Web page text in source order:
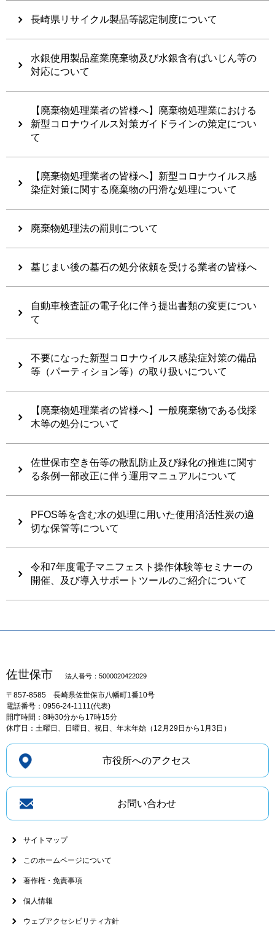
長崎県リサイクル製品等認定制度について
水銀使用製品産業廃棄物及び水銀含有ばいじん等の
対応について
【廃棄物処理業者の皆様へ】廃棄物処理業における
新型コロナウイルス対策ガイドラインの策定につい
て
【廃棄物処理業者の皆様へ】新型コロナウイルス感
染症対策に関する廃棄物の円滑な処理について
廃棄物処理法の罰則について
墓じまい後の墓石の処分依頼を受ける業者の皆様へ
自動車検査証の電子化に伴う提出書類の変更につい
て
不要になった新型コロナウイルス感染症対策の備品
等（パーティション等）の取り扱いについて
【廃棄物処理業者の皆様へ】一般廃棄物である伐採
木等の処分について
佐世保市空き缶等の散乱防止及び緑化の推進に関す
る条例一部改正に伴う運用マニュアルについて
PFOS等を含む水の処理に用いた使用済活性炭の適
切な保管等について
令和7年度電子マニフェスト操作体験等セミナーの
開催、及び導入サポートツールのご紹介について
佐世保市 法人番号：5000020422029
〒857-8585 長崎県佐世保市八幡町1番10号
電話番号：0956-24-1111(代表)
開庁時間：8時30分から17時15分
休庁日：土曜日、日曜日、祝日、年末年始（12月29日から1月3日）
市役所へのアクセス
お問い合わせ
サイトマップ
このホームページについて
著作権・免責事項
個人情報
ウェブアクセシビリティ方針